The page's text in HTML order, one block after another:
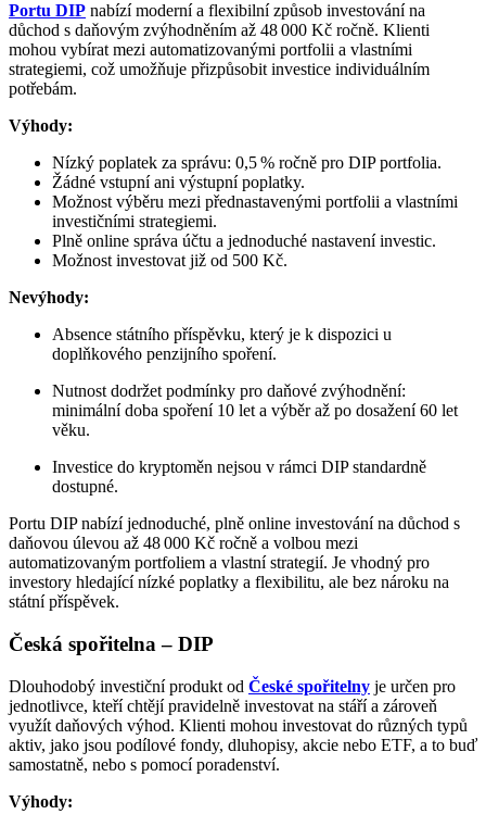
Portu DIP nabízí moderní a flexibilní způsob investování na
důchod s daňovým zvýhodněním až 48 000 Kč ročně. Klienti
mohou vybírat mezi automatizovanými portfolii a vlastními
strategiemi, což umožňuje přizpůsobit investice individuálním
potřebám.​
Výhody:
Nízký poplatek za správu: 0,5 % ročně pro DIP portfolia.
Žádné vstupní ani výstupní poplatky.
Možnost výběru mezi přednastavenými portfolii a vlastními
investičními strategiemi.
Plně online správa účtu a jednoduché nastavení investic.
Možnost investovat již od 500 Kč. ​
Nevýhody:
Absence státního příspěvku, který je k dispozici u
doplňkového penzijního spoření.
Nutnost dodržet podmínky pro daňové zvýhodnění:
minimální doba spoření 10 let a výběr až po dosažení 60 let
věku.
Investice do kryptoměn nejsou v rámci DIP standardně
dostupné.
Portu DIP nabízí jednoduché, plně online investování na důchod s
daňovou úlevou až 48 000 Kč ročně a volbou mezi
automatizovaným portfoliem a vlastní strategií. Je vhodný pro
investory hledající nízké poplatky a flexibilitu, ale bez nároku na
státní příspěvek.
Česká spořitelna – DIP
Dlouhodobý investiční produkt od České spořitelny je určen pro
jednotlivce, kteří chtějí pravidelně investovat na stáří a zároveň
využít daňových výhod. Klienti mohou investovat do různých typů
aktiv, jako jsou podílové fondy, dluhopisy, akcie nebo ETF, a to buď
samostatně, nebo s pomocí poradenství.
Výhody: